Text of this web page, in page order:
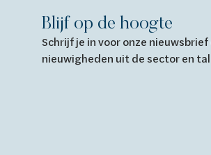
Blijf op de hoogte
Schrijf je in voor onze
nieuwigheden uit de sector en